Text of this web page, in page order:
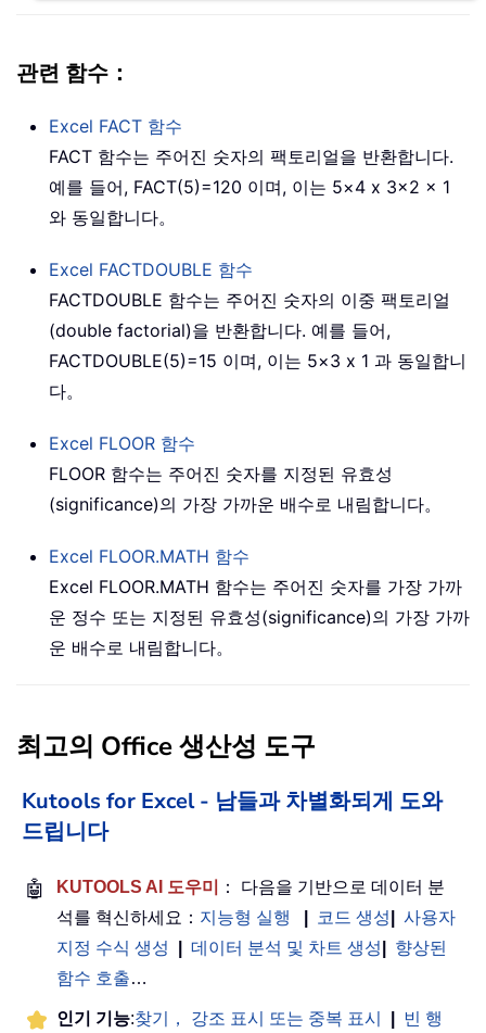
관련 함수：
Excel FACT 함수
FACT 함수는 주어진 숫자의 팩토리얼을 반환합니다.
예를 들어, FACT(5)=120 이며, 이는 5×4 x 3×2 x 1
와 동일합니다。
Excel FACTDOUBLE 함수
FACTDOUBLE 함수는 주어진 숫자의 이중 팩토리얼
(double factorial)을 반환합니다. 예를 들어,
FACTDOUBLE(5)=15 이며, 이는 5×3 x 1 과 동일합니
다。
Excel FLOOR 함수
FLOOR 함수는 주어진 숫자를 지정된 유효성
(significance)의 가장 가까운 배수로 내림합니다。
Excel FLOOR.MATH 함수
Excel FLOOR.MATH 함수는 주어진 숫자를 가장 가까
운 정수 또는 지정된 유효성(significance)의 가장 가까
운 배수로 내림합니다。
최고의 Office 생산성 도구
Kutools for Excel - 남들과 차별화되게 도와
드립니다
🤖 KUTOOLS AI 도우미
： 다음을 기반으로 데이터 분
석를 혁신하세요： 지능형 실행 코드 생성
사용자
지정 수식 생성
데이터 분석 및 차트 생성
향상된
함수 호출…
인기 기능:찾기， 강조 표시 또는 중복 표시
빈 행